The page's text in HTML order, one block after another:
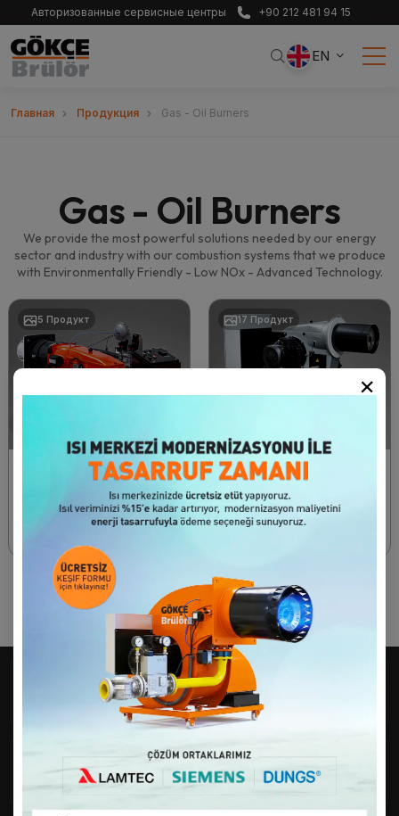
Авторизованные сервисные центры +90 212 481 94 15
EN
Главная Продукция Gas - Oil Burners
Gas - Oil Burners
We provide the most powerful solutions needed by our energy
sector and industry with our combustion systems that we produce
with Environmentally Friendly - Low NOx - Advanced Technology.
5 Продукт
Two Stage Gas - Oil
165 - 1430 kW
17 Продукт
Modulating Gas -
Oil Burners
270 - 12500 kW
×